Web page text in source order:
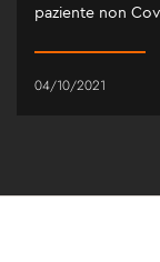
paziente non
04/10/2021